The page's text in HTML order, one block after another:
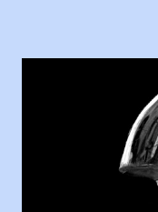
Nesrin’in
havuzunun
duruyor. Havuzun
yüzücüleri. Erkekler
Sadece 4 kız çocuğu
kızından biri oluyor